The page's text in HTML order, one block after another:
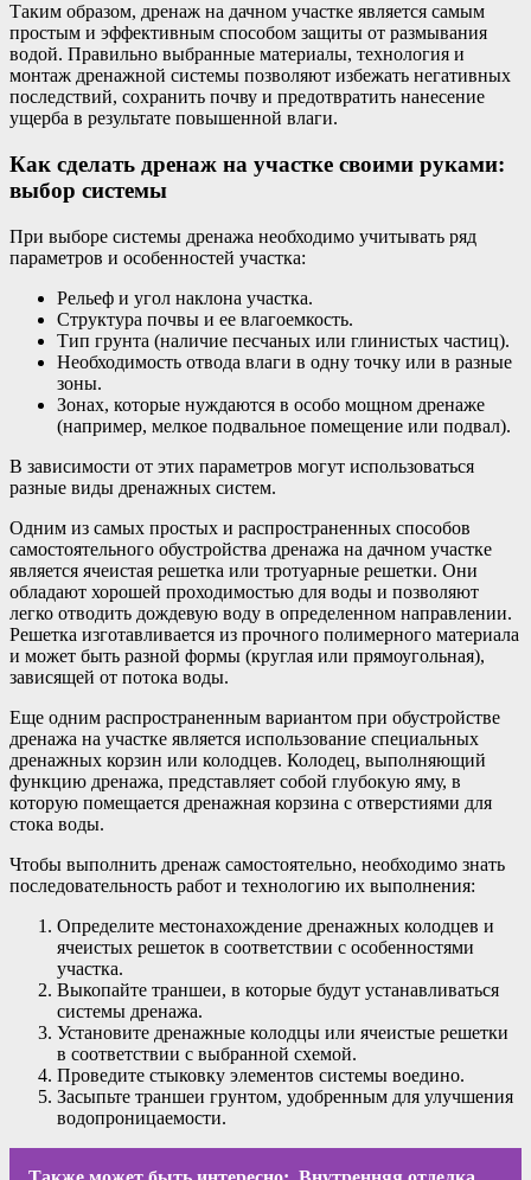
Таким образом, дренаж на дачном участке является самым
простым и эффективным способом защиты от размывания
водой. Правильно выбранные материалы, технология и
монтаж дренажной системы позволяют избежать негативных
последствий, сохранить почву и предотвратить нанесение
ущерба в результате повышенной влаги.
Как сделать дренаж на участке своими руками:
выбор системы
При выборе системы дренажа необходимо учитывать ряд
параметров и особенностей участка:
Рельеф и угол наклона участка.
Структура почвы и ее влагоемкость.
Тип грунта (наличие песчаных или глинистых частиц).
Необходимость отвода влаги в одну точку или в разные
зоны.
Зонах, которые нуждаются в особо мощном дренаже
(например, мелкое подвальное помещение или подвал).
В зависимости от этих параметров могут использоваться
разные виды дренажных систем.
Одним из самых простых и распространенных способов
самостоятельного обустройства дренажа на дачном участке
является ячеистая решетка или тротуарные решетки. Они
обладают хорошей проходимостью для воды и позволяют
легко отводить дождевую воду в определенном направлении.
Решетка изготавливается из прочного полимерного материала
и может быть разной формы (круглая или прямоугольная),
зависящей от потока воды.
Еще одним распространенным вариантом при обустройстве
дренажа на участке является использование специальных
дренажных корзин или колодцев. Колодец, выполняющий
функцию дренажа, представляет собой глубокую яму, в
которую помещается дренажная корзина с отверстиями для
стока воды.
Чтобы выполнить дренаж самостоятельно, необходимо знать
последовательность работ и технологию их выполнения:
Определите местонахождение дренажных колодцев и
ячеистых решеток в соответствии с особенностями
участка.
Выкопайте траншеи, в которые будут устанавливаться
системы дренажа.
Установите дренажные колодцы или ячеистые решетки
в соответствии с выбранной схемой.
Проведите стыковку элементов системы воедино.
Засыпьте траншеи грунтом, удобренным для улучшения
водопроницаемости.